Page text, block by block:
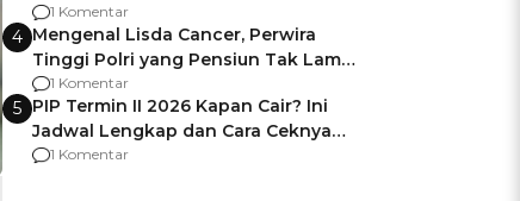
Berencana Pakai Jimat di Pakansari
1 Komentar
4 Mengenal Lisda Cancer, Perwira
Tinggi Polri yang Pensiun Tak Lama
Usai Jadi Brigjen
1 Komentar
5 PIP Termin II 2026 Kapan Cair? Ini
Jadwal Lengkap dan Cara Ceknya
agar Dana Tidak Hangus!
1 Komentar